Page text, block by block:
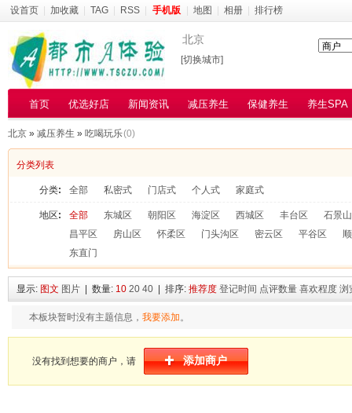
设首页 加收藏 TAG RSS 手机版 地图 相册 排行榜
北京
[切换城市]
首页 优选好店 新闻资讯 减压养生 保健养生 养生SPA
北京 » 减压养生 » 吃喝玩乐(0)
分类列表
分类: 全部 私密式 门店式 个人式 家庭式
地区: 全部 东城区 朝阳区 海淀区 西城区 丰台区
石景
昌平区
房山区 怀柔区 门头沟区 密云区 平谷区
东直门
显示: 图文 图片 | 数量: 10 20 40 | 排序: 推荐度 登记时间 点评数量 喜欢程度 浏
本板块暂时没有主题信息， 我要添加。
没有找到想要的商户，请 添加商户